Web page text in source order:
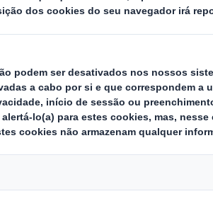
de
de receitas para